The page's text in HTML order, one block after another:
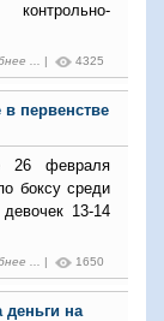
... | 4325
первенстве
26 февраля
боксу среди
13-14
... | 1650
на